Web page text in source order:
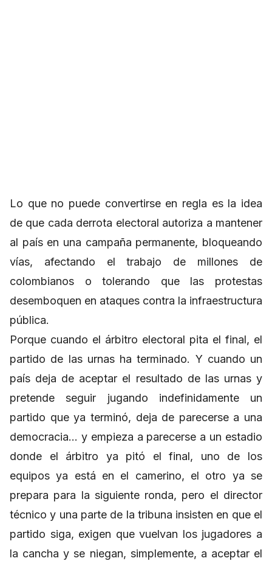
Lo que no puede convertirse en regla es la idea
de que cada derrota electoral autoriza a mantener
al país en una campaña permanente, bloqueando
vías, afectando el trabajo de millones de
colombianos o tolerando que las protestas
desemboquen en ataques contra la infraestructura
pública.
Porque cuando el árbitro electoral pita el final, el
partido de las urnas ha terminado. Y cuando un
país deja de aceptar el resultado de las urnas y
pretende seguir jugando indefinidamente un
partido que ya terminó, deja de parecerse a una
democracia… y empieza a parecerse a un estadio
donde el árbitro ya pitó el final, uno de los
equipos ya está en el camerino, el otro ya se
prepara para la siguiente ronda, pero el director
técnico y una parte de la tribuna insisten en que el
partido siga, exigen que vuelvan los jugadores a
la cancha y se niegan, simplemente, a aceptar el